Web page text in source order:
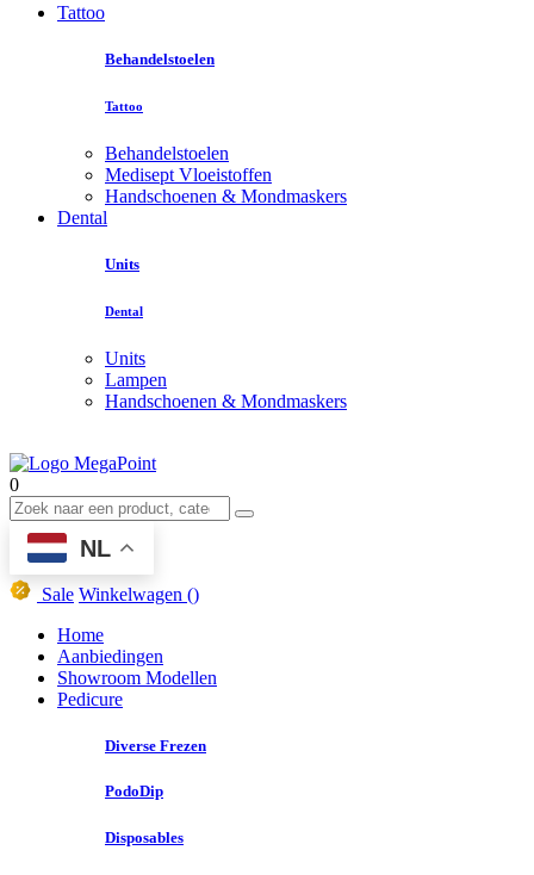
Tattoo
Behandelstoelen
Tattoo
Behandelstoelen
Medisept Vloeistoffen
Handschoenen & Mondmaskers
Dental
Units
Dental
Units
Lampen
Handschoenen & Mondmaskers
0
NL
Sale Winkelwagen ()
Home
Aanbiedingen
Showroom Modellen
Pedicure
Diverse Frezen
PodoDip
Disposables